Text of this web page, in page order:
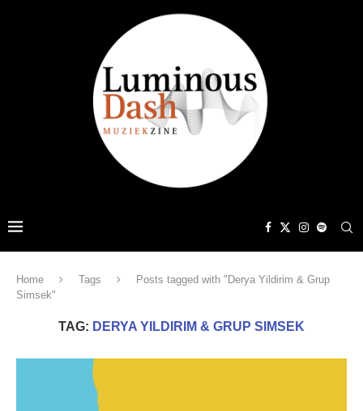
Home Tags
Posts tagged with "Derya Yildirim & Grup
Simsek"
TAG: DERYA YILDIRIM & GRUP SIMSEK